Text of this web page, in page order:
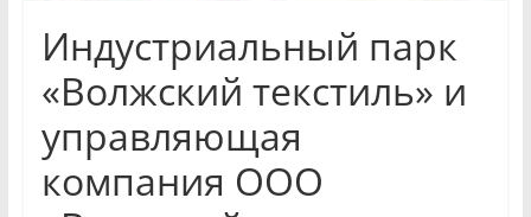
Чебоксар.
События
происшествия,
интервью,
Индустриальный парк
«Волжский текстиль» и
управляющая
компания ООО